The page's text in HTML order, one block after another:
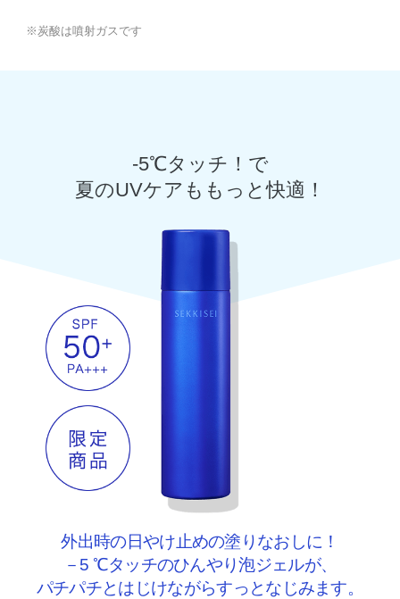
※炭酸は噴射ガスです
-5℃タッチ！で
夏のUVケアももっと快適！
外出時の日やけ止めの塗りなおしに！
－5 ℃タッチのひんやり泡ジェルが、
パチパチとはじけながらすっとなじみます。